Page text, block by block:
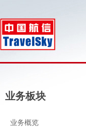
业务板块
业务概览